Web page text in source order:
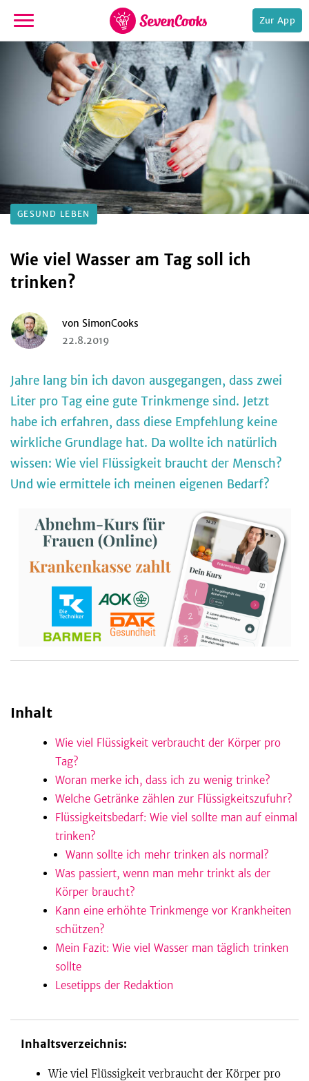
zur
Startseite
Zur App
GESUND LEBEN
Wie viel Wasser am Tag soll ich
trinken?
von SimonCooks
22.8.2019
Jahre lang bin ich davon ausgegangen, dass zwei
Liter pro Tag eine gute Trinkmenge sind. Jetzt
habe ich erfahren, dass diese Empfehlung keine
wirkliche Grundlage hat. Da wollte ich natürlich
wissen: Wie viel Flüssigkeit braucht der Mensch?
Und wie ermittele ich meinen eigenen Bedarf?
Inhalt
Wie viel Flüssigkeit verbraucht der Körper pro
Tag?
Woran merke ich, dass ich zu wenig trinke?
Welche Getränke zählen zur Flüssigkeitszufuhr?
Flüssigkeitsbedarf: Wie viel sollte man auf einmal
trinken?
Wann sollte ich mehr trinken als normal?
Was passiert, wenn man mehr trinkt als der
Körper braucht?
Kann eine erhöhte Trinkmenge vor Krankheiten
schützen?
Mein Fazit: Wie viel Wasser man täglich trinken
sollte
Lesetipps der Redaktion
Inhaltsverzeichnis:
Wie viel Flüssigkeit verbraucht der Körper pro